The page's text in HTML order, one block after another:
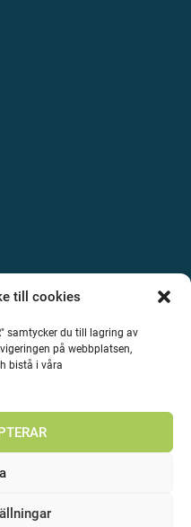
till cookies
samtycker du till lagring av
på webbplatsen,
bistå i våra
Alla rättigheter reserverade